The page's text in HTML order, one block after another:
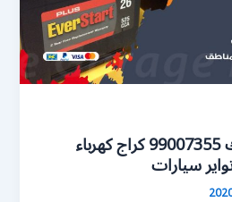
بنشر عبد الله المبارك 99007355 كراج كهرباء
سيارات